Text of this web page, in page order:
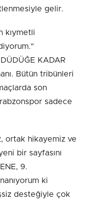
gelir.
kıymetli
KADAR
Bütün tribünleri
son
sadece
ortak hikayemiz ve
bir sayfasını
9.
ki
desteğiyle çok